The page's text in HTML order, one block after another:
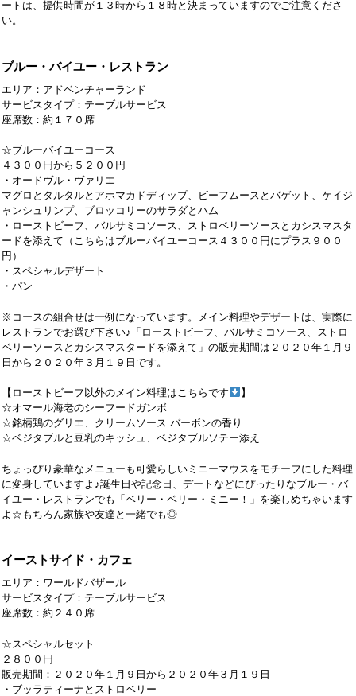
ートは、提供時間が１３時から１８時と決まっていますのでご注意くださ
い。
ブルー・バイユー・レストラン
エリア：アドベンチャーランド
サービスタイプ：テーブルサービス
座席数：約１７０席
☆ブルーバイユーコース
４３００円から５２００円
・オードヴル・ヴァリエ
マグロとタルタルとアホマカドディップ、ビーフムースとバゲット、ケイジ
ャンシュリンプ、ブロッコリーのサラダとハム
・ローストビーフ、バルサミコソース、ストロベリーソースとカシスマスタ
ードを添えて（こちらはブルーバイユーコース４３００円にプラス９００
円）
・スペシャルデザート
・パン
※コースの組合せは一例になっています。メイン料理やデザートは、実際に
レストランでお選び下さい♪「ローストビーフ、バルサミコソース、ストロ
ベリーソースとカシスマスタードを添えて」の販売期間は２０２０年１月９
日から２０２０年３月１９日です。
【ローストビーフ以外のメイン料理はこちらです
】
☆オマール海老のシーフードガンボ
☆銘柄鶏のグリエ、クリームソース バーボンの香り
☆ベジタブルと豆乳のキッシュ、ベジタブルソテー添え
ちょっぴり豪華なメニューも可愛らしいミニーマウスをモチーフにした料理
に変身していますよ♪誕生日や記念日、デートなどにぴったりなブルー・バ
イユー・レストランでも「ベリー・ベリー・ミニー！」を楽しめちゃいます
よ☆もちろん家族や友達と一緒でも◎
イーストサイド・カフェ
エリア：ワールドバザール
サービスタイプ：テーブルサービス
座席数：約２４０席
☆スペシャルセット
２８００円
販売期間：２０２０年１月９日から２０２０年３月１９日
・ブッラティーナとストロベリー